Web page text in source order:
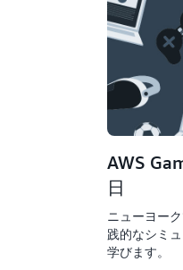
AWS
日
ニューヨー
践的なシミ
学びます。